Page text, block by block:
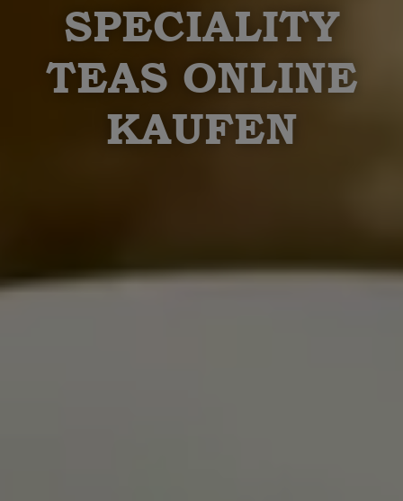
SPECIALITY
TEAS ONLINE
KAUFEN